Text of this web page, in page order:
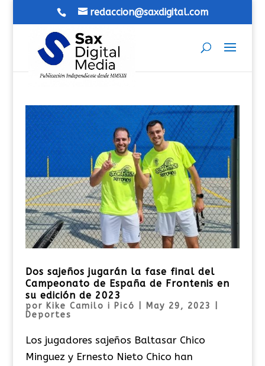
redaccion@saxdigital.com
Dos sajeños jugarán la fase final del
Campeonato de España de Frontenis en
su edición de 2023
por Kike Camilo i Picó May 29, 2023
Deportes
Los jugadores sajeños Baltasar Chico
Minguez y Ernesto Nieto Chico han